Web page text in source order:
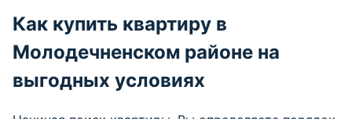
Как купить квартиру в
Молодечненском районе на
выгодных условиях